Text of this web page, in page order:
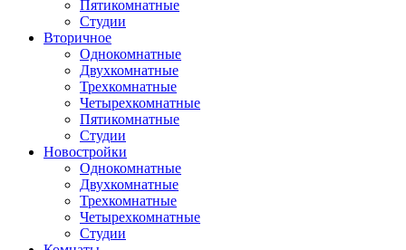
Пятикомнатные
Студии
Вторичное
Однокомнатные
Двухкомнатные
Трехкомнатные
Четырехкомнатные
Пятикомнатные
Студии
Новостройки
Однокомнатные
Двухкомнатные
Трехкомнатные
Четырехкомнатные
Студии